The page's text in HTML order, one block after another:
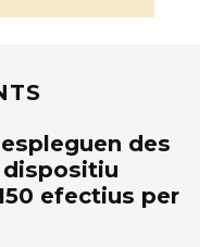
des
dispositiu
efectius per